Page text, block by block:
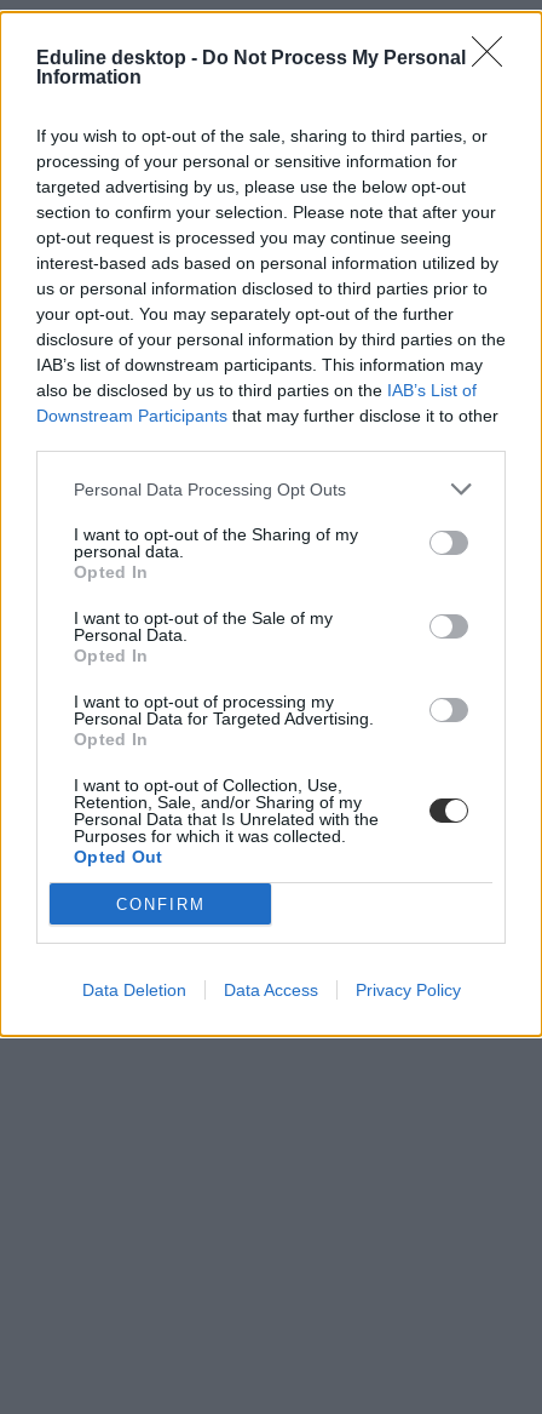
Eduline desktop - Do Not Process My Personal
Information
If you wish to opt-out of the sale, sharing to third parties, or
processing of your personal or sensitive information for
targeted advertising by us, please use the below opt-out
section to confirm your selection. Please note that after your
opt-out request is processed you may continue seeing
interest-based ads based on personal information utilized by
us or personal information disclosed to third parties prior to
your opt-out. You may separately opt-out of the further
disclosure of your personal information by third parties on the
IAB’s list of downstream participants. This information may
also be disclosed by us to third parties on the IAB’s List of
Downstream Participants that may further disclose it to other
Personal Data Processing Opt Outs
I want to opt-out of the Sharing of my
personal data.
Opted In
I want to opt-out of the Sale of my
Personal Data.
Opted In
I want to opt-out of processing my
Personal Data for Targeted Advertising.
Opted In
I want to opt-out of Collection, Use,
Retention, Sale, and/or Sharing of my
Personal Data that Is Unrelated with the
Purposes for which it was collected.
Opted Out
CONFIRM
Data Deletion Data Access Privacy Policy
Tetszett a cikk? Kövess minket a Facebookon is, és nem fogsz
pedagógustársadalom
tanárok életkora
nemzetközi tanárnap
nemzetközi pedagógusnap
pedgógus világnap